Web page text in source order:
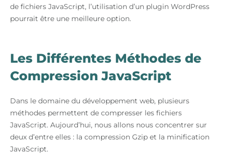
de fichiers JavaScript, l’utilisation d’un plugin WordPress
pourrait être une meilleure option.
Les Différentes Méthodes de
Compression JavaScript
Dans le domaine du développement web, plusieurs
méthodes permettent de compresser les fichiers
JavaScript. Aujourd’hui, nous allons nous concentrer sur
deux d’entre elles : la compression Gzip et la minification
JavaScript.